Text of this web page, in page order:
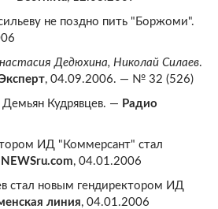
не поздно пить "Боржоми".
Дедюхина, Николай Силаев.
, 04.09.2006. — № 32 (526)
Кудрявцев. — Радио
ИД "Коммерсант" стал
NEWSru.com, 04.01.2006
стал новым гендиректором ИД
линия, 04.01.2006